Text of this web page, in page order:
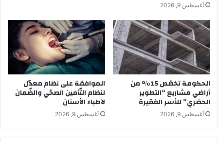
أغسطس 9, 2026
الحكومة تخصّص 15% من
أراضي مشاريع “التطوير
الحضري” للأسر الفقيرة
أغسطس 9, 2026
الموافقة على نظام معدّل
لنظام التّأمين الصحّي والضّمان
لأطباء الأسنان
أغسطس 9, 2026